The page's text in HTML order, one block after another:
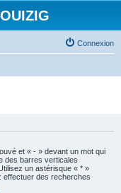
Connexion
et « - » devant un mot qui
des barres verticales
un astérisque « * »
effectuer des recherches